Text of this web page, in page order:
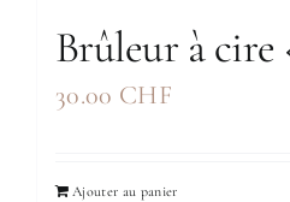
Brûleur à cire
30.00 CHF
Ajouter au panier